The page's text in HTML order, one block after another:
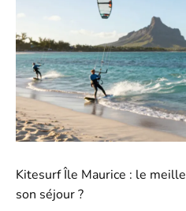
Kitesurf Île Maurice : le
son séjour ?